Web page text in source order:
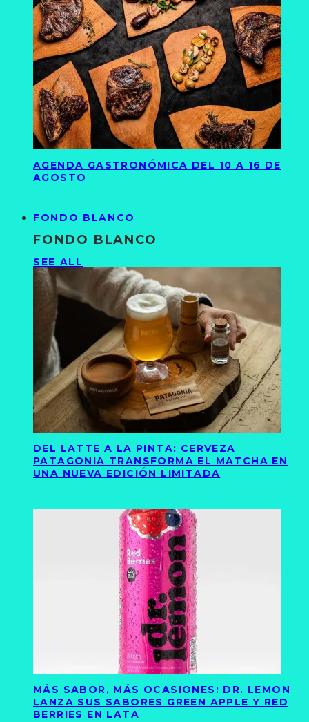
AGENDA GASTRONÓMICA DEL 10 A 16 DE
AGOSTO
FONDO BLANCO
FONDO BLANCO
SEE ALL
DEL LATTE A LA PINTA: CERVEZA
PATAGONIA TRANSFORMA EL MATCHA EN
UNA NUEVA EDICIÓN LIMITADA
MÁS SABOR, MÁS OCASIONES: DR. LEMON
LANZA SUS SABORES GREEN APPLE Y RED
BERRIES EN LATA